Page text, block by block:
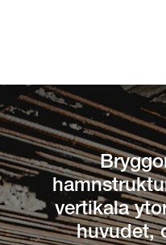
vertikala
huvudet,